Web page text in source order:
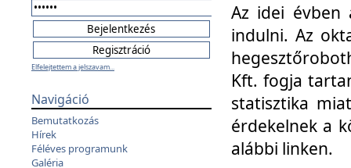
Elfelejtettem a jelszavam...
Navigáció
Bemutatkozás
Hírek
Féléves programunk
Galéria
Az idei évben
indulni. Az
Kft. fogja
statisztika
érdekelnek a
alábbi linken.